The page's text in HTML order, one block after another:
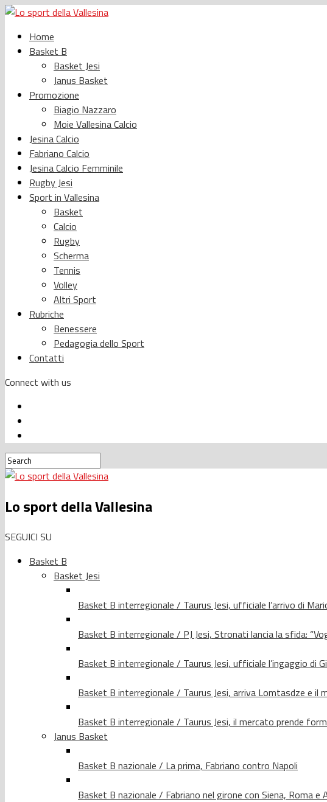
Home
Basket B
Basket Jesi
Janus Basket
Promozione
Biagio Nazzaro
Moie Vallesina Calcio
Jesina Calcio
Fabriano Calcio
Jesina Calcio Femminile
Rugby Jesi
Sport in Vallesina
Basket
Calcio
Rugby
Scherma
Tennis
Volley
Altri Sport
Rubriche
Benessere
Pedagogia dello Sport
Contatti
Connect with us
Lo sport della Vallesina
SEGUICI SU
Basket B
Basket Jesi
Basket B interregionale / Taurus Jesi, ufficiale l’arrivo di
Basket B interregionale / PJ Jesi, Stronati lancia la sfida:
Basket B interregionale / Taurus Jesi, ufficiale l’ingaggio di
Basket B interregionale / Taurus Jesi, arriva Lomtasdze e
Basket B interregionale / Taurus Jesi, il mercato prende
Janus Basket
Basket B nazionale / La prima, Fabriano contro Napoli
Basket B nazionale / Fabriano nel girone con Siena, Roma e